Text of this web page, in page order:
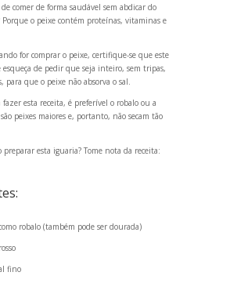
comer de forma saudável sem abdicar do
Porque o peixe contém proteínas, vitaminas e
ando for comprar o peixe, certifique-se que este
esqueça de pedir que seja inteiro, sem tripas,
para que o peixe não absorva o sal.
esta receita, é preferível o robalo ou a
peixes maiores e, portanto, não secam tão
preparar esta iguaria? Tome nota da receita:
robalo (também pode ser dourada)
fino